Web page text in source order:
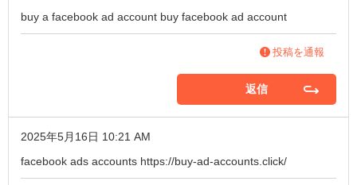
buy a facebook ad account buy facebook ad account
投稿を通報
返信
2025年5月16日 10:21 AM
facebook ads accounts https://buy-ad-accounts.click/